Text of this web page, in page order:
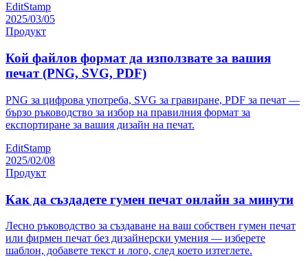
EditStamp
2025/03/05
Продукт
Кой файлов формат да използвате за вашия
печат (PNG, SVG, PDF)
PNG за цифрова употреба, SVG за гравиране, PDF за печат —
бързо ръководство за избор на правилния формат за
експортиране за вашия дизайн на печат.
EditStamp
2025/02/08
Продукт
Как да създадете гумен печат онлайн за минути
Лесно ръководство за създаване на ваш собствен гумен печат
или фирмен печат без дизайнерски умения — изберете
шаблон, добавете текст и лого, след което изтеглете.